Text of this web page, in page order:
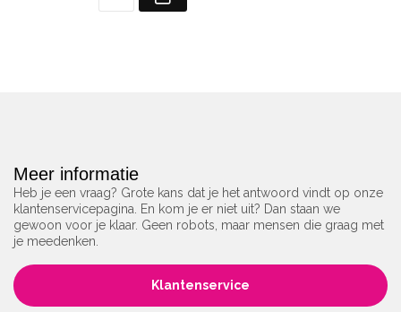
Meer informatie
Heb je een vraag? Grote kans dat je het antwoord vindt op onze
klantenservicepagina. En kom je er niet uit? Dan staan we
gewoon voor je klaar. Geen robots, maar mensen die graag met
je meedenken.
Klantenservice